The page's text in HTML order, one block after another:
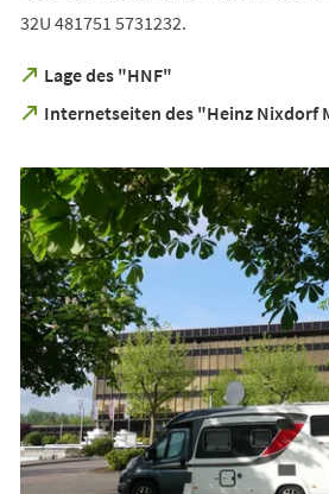
32U 481751 5731232.
Lage des "HNF"
(Öffnet
einem
Tab)
Internetseiten des "Heinz Nixdorf
(Öffnet
neuen
Tab)